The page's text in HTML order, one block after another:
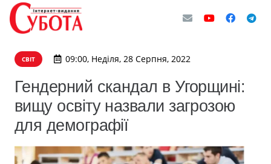
СВІТ 09:00, Неділя, 28 Серпня, 2022
Гендерний скандал в Угорщині:
вищу освіту назвали загрозою
для демографії